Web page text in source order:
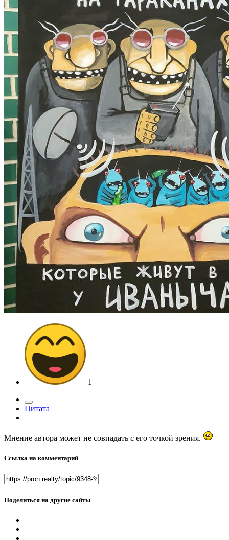
1
Цитата
Мнение автора может не совпадать с его точкой зрения.
Ссылка на комментарий
Поделиться на другие сайты